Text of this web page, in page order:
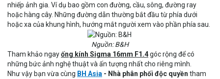
nhiếp ảnh gia. Ví dụ bao gồm con đường, cầu, sông, đường ray
hoặc hàng cây. Những đường dẫn thường bắt đầu từ phía dưới
hoặc xa của khung hình, hướng mắt người xem vào phần phía sau.
Nguồn: B&H
Tham khảo ngayống kính Sigma 16mm F1.4góc rộng để có
những bức ảnh nghệ thuật và ấn tượng nhất cho riêng mình.
Như vậy bạn vừa cùng BH Asia - Nhà phân phối độc quyền tham